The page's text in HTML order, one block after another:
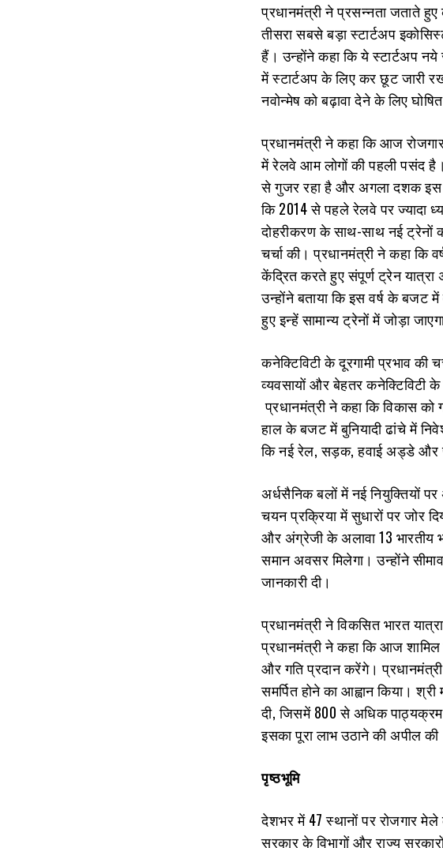
प्रधानमंत्री ने प्रसन्‍नता जताते
तीसरा सबसे बड़ा स्टार्टअप
हैं। उन्‍होंने कहा कि ये स्टार्टअप
में स्टार्टअप के लिए कर छूट जारी
नवोन्‍मेष को बढ़ावा देने के लिए
प्रधानमंत्री ने कहा कि आज
में रेलवे आम लोगों की पहली पसंद
से गुजर रहा है और अगला दशक इस
कि 2014 से पहले रेलवे पर ज्यादा
दोहरीकरण के साथ-साथ नई ट्रेनों
चर्चा की। प्रधानमंत्री ने कहा
केंद्रित करते हुए संपूर्ण ट्रेन
उन्होंने बताया कि इस वर्ष के बजट
हुए इन्‍हें सामान्य ट्रेनों में जोड़ा
कनेक्टिविटी के दूरगामी प्रभाव की
व्यवसायों और बेहतर कनेक्टिविटी
प्रधानमंत्री ने कहा कि विकास को
हाल के बजट में बुनियादी ढांचे में
कि नई रेल, सड़क, हवाई अड्डे और
अर्धसैनिक बलों में नई नियुक्तियों
चयन प्रक्रिया में सुधारों पर जोर
और अंग्रेजी के अलावा 13 भारतीय
समान अवसर मिलेगा। उन्होंने
जानकारी दी।
प्रधानमंत्री ने विकसित भारत
प्रधानमंत्री ने कहा कि आज
और गति प्रदान करेंगे। प्रधानमंत्री
समर्पित होने का आह्वान किया। श्री
दी, जिसमें 800 से अधिक
इसका पूरा लाभ उठाने की अपील
पृष्ठभूमि
देशभर में 47 स्थानों पर रोजगार
सरकार के विभागों और राज्य